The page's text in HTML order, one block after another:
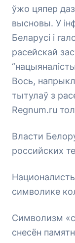
ўжо цяпер
высновы. У
Беларусі і
расейскай
Вось,
тытулаў з
Regnum.ru
Власти
российских
символике
Символизм
снесён